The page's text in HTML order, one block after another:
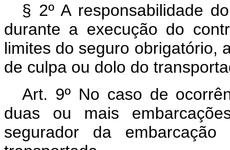
§ 2º A responsabilidade
durante a execução do
limites do seguro obrigatório,
de culpa ou dolo do
Art. 9º No caso de
duas ou mais
segurador da